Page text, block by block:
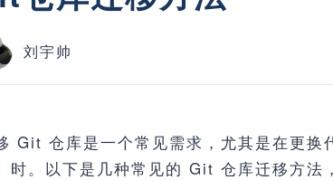
刘宇帅
Git 仓库是一个常见需求，尤其是在更
时。以下是几种常见的 Git 仓库迁移方